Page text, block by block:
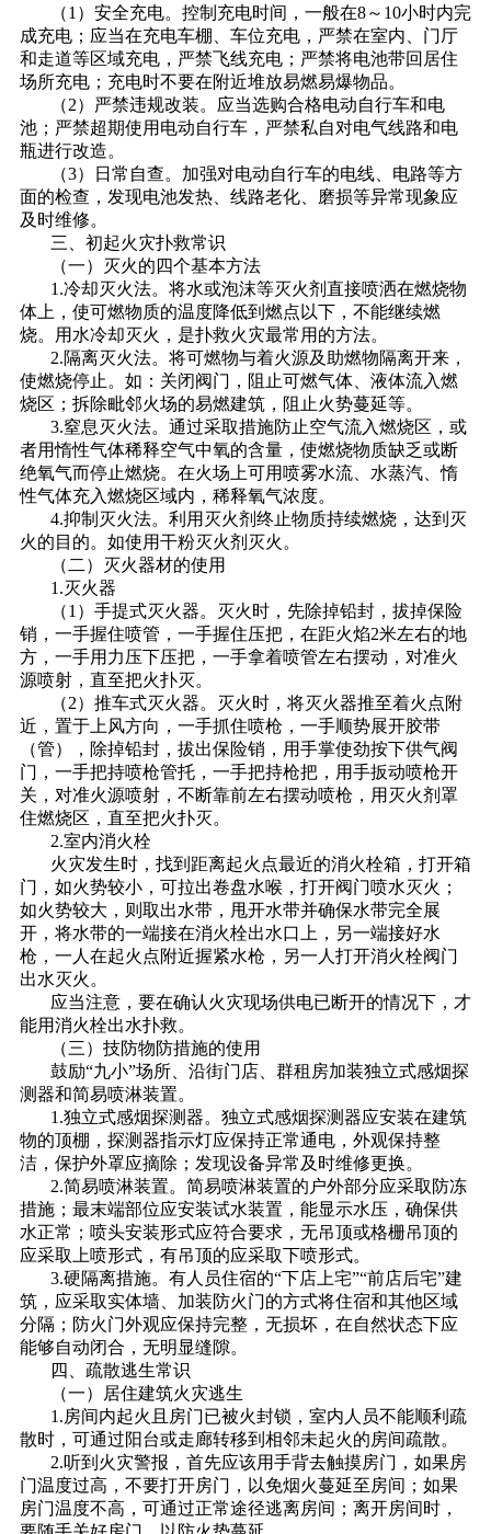
（1）安全充电。控制充电时间，一般在8～10小时内完
成充电；应当在充电车棚、车位充电，严禁在室内、门厅
和走道等区域充电，严禁飞线充电；严禁将电池带回居住
场所充电；充电时不要在附近堆放易燃易爆物品。
（2）严禁违规改装。应当选购合格电动自行车和电
池；严禁超期使用电动自行车，严禁私自对电气线路和电
瓶进行改造。
（3）日常自查。加强对电动自行车的电线、电路等方
面的检查，发现电池发热、线路老化、磨损等异常现象应
及时维修。
三、初起火灾扑救常识
（一）灭火的四个基本方法
1.冷却灭火法。将水或泡沫等灭火剂直接喷洒在燃烧物
体上，使可燃物质的温度降低到燃点以下，不能继续燃
烧。用水冷却灭火，是扑救火灾最常用的方法。
2.隔离灭火法。将可燃物与着火源及助燃物隔离开来，
使燃烧停止。如：关闭阀门，阻止可燃气体、液体流入燃
烧区；拆除毗邻火场的易燃建筑，阻止火势蔓延等。
3.窒息灭火法。通过采取措施防止空气流入燃烧区，或
者用惰性气体稀释空气中氧的含量，使燃烧物质缺乏或断
绝氧气而停止燃烧。在火场上可用喷雾水流、水蒸汽、惰
性气体充入燃烧区域内，稀释氧气浓度。
4.抑制灭火法。利用灭火剂终止物质持续燃烧，达到灭
火的目的。如使用干粉灭火剂灭火。
（二）灭火器材的使用
1.灭火器
（1）手提式灭火器。灭火时，先除掉铅封，拔掉保险
销，一手握住喷管，一手握住压把，在距火焰2米左右的地
方，一手用力压下压把，一手拿着喷管左右摆动，对准火
源喷射，直至把火扑灭。
（2）推车式灭火器。灭火时，将灭火器推至着火点附
近，置于上风方向，一手抓住喷枪，一手顺势展开胶带
（管），除掉铅封，拔出保险销，用手掌使劲按下供气阀
门，一手把持喷枪管托，一手把持枪把，用手扳动喷枪开
关，对准火源喷射，不断靠前左右摆动喷枪，用灭火剂罩
住燃烧区，直至把火扑灭。
2.室内消火栓
火灾发生时，找到距离起火点最近的消火栓箱，打开箱
门，如火势较小，可拉出卷盘水喉，打开阀门喷水灭火；
如火势较大，则取出水带，甩开水带并确保水带完全展
开，将水带的一端接在消火栓出水口上，另一端接好水
枪，一人在起火点附近握紧水枪，另一人打开消火栓阀门
出水灭火。
应当注意，要在确认火灾现场供电已断开的情况下，才
能用消火栓出水扑救。
（三）技防物防措施的使用
鼓励“九小”场所、沿街门店、群租房加装独立式感烟探
测器和简易喷淋装置。
1.独立式感烟探测器。独立式感烟探测器应安装在建筑
物的顶棚，探测器指示灯应保持正常通电，外观保持整
洁，保护外罩应摘除；发现设备异常及时维修更换。
2.简易喷淋装置。简易喷淋装置的户外部分应采取防冻
措施；最末端部位应安装试水装置，能显示水压，确保供
水正常；喷头安装形式应符合要求，无吊顶或格栅吊顶的
应采取上喷形式，有吊顶的应采取下喷形式。
3.硬隔离措施。有人员住宿的“下店上宅”“前店后宅”建
筑，应采取实体墙、加装防火门的方式将住宿和其他区域
分隔；防火门外观应保持完整，无损坏，在自然状态下应
能够自动闭合，无明显缝隙。
四、疏散逃生常识
（一）居住建筑火灾逃生
1.房间内起火且房门已被火封锁，室内人员不能顺利疏
散时，可通过阳台或走廊转移到相邻未起火的房间疏散。
2.听到火灾警报，首先应该用手背去触摸房门，如果房
门温度过高，不要打开房门，以免烟火蔓延至房间；如果
房门温度不高，可通过正常途径逃离房间；离开房间时，